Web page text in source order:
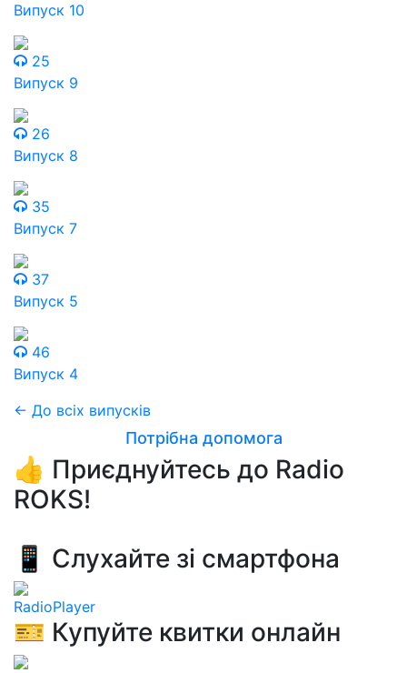
Випуск 10
25
Випуск 9
26
Випуск 8
35
Випуск 7
37
Випуск 5
46
Випуск 4
← До всіх випусків
Потрібна допомога
👍 Приєднуйтесь до Radio
ROKS!
📱 Слухайте зі смартфона
RadioPlayer
🎫 Купуйте квитки онлайн